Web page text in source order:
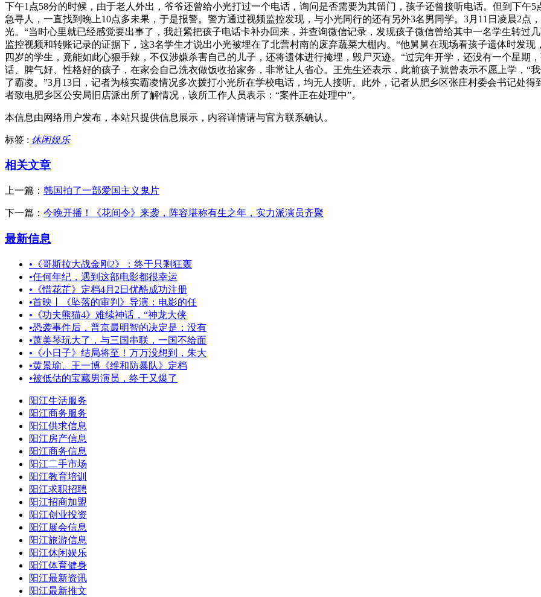
下午1点58分的时候，由于老人外出，爷爷还曾给小光打过一个电话，询问是否需要为其留门，孩子还曾接听电话。但到下午
急寻人，一直找到晚上10点多未果，于是报警。警方通过视频监控发现，与小光同行的还有另外3名男同学。3月11日凌晨2点
光。“当时心里就已经感觉要出事了，我赶紧把孩子电话卡补办回来，并查询微信记录，发现孩子微信曾给其中一名学生转过
监控视频和转账记录的证据下，这3名学生才说出小光被埋在了北营村南的废弃蔬菜大棚内。“他舅舅在现场看孩子遗体时发
四岁的学生，竟能如此心狠手辣，不仅涉嫌杀害自己的儿子，还将遗体进行掩埋，毁尸灭迹。“过完年开学，还没有一个星
话、脾气好、性格好的孩子，在家会自己洗衣做饭收拾家务，非常让人省心。王先生还表示，此前孩子就曾表示不愿上学，“
了霸凌。”3月13日，记者为核实霸凌情况多次拨打小光所在学校电话，均无人接听。此外，记者从肥乡区张庄村委会书记处
者致电肥乡区公安局旧店派出所了解情况，该所工作人员表示：“案件正在处理中”。
本信息由网络用户发布， 本站只提供信息展示，内容详情请与官方联系确认。
标签 : 休闲娱乐
相关文章
上一篇： 韩国拍了一部爱国主义鬼片
下一篇： 今晚开播！《花间令》来袭，阵容堪称有生之年，实力派演员齐聚
最新信息
• 《哥斯拉大战金刚2》：终于只剩狂轰
•任何年纪，遇到这部电影都很幸运
• 《惜花芷》定档4月2日优酷成功注册
•首映丨《坠落的审判》导演：电影的任
• 《功夫熊猫4》难续神话，“神龙大侠
•恐袭事件后，普京最明智的决定是：没有
•萧美琴玩大了，与三国串联，一国不给面
• 《小日子》结局将至！万万没想到，朱大
•黄景瑜、王一博《维和防暴队》定档
•被低估的宝藏男演员，终于又爆了
阳江生活服务
阳江商务服务
阳江供求信息
阳江房产信息
阳江商务信息
阳江二手市场
阳江教育培训
阳江求职招聘
阳江招商加盟
阳江创业投资
阳江展会信息
阳江旅游信息
阳江休闲娱乐
阳江体育健身
阳江最新资讯
阳江最新推文